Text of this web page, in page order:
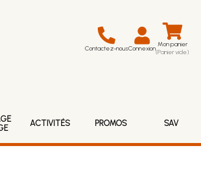
Contactez-nousConnexion Mon panier
(Panier vide)
ACTIVITÉS PROMOS SAV